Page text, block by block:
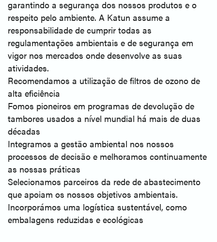
garantindo a segurança dos nossos produtos e o
respeito pelo ambiente. A Katun assume a
responsabilidade de cumprir todas as
regulamentações ambientais e de segurança em
vigor nos mercados onde desenvolve as suas
atividades.
Recomendamos a utilização de filtros de ozono de
alta eficiência
Fomos pioneiros em programas de devolução de
tambores usados a nível mundial há mais de duas
décadas
Integramos a gestão ambiental nos nossos
processos de decisão e melhoramos continuamente
as nossas práticas
Selecionamos parceiros da rede de abastecimento
que apoiam os nossos objetivos ambientais.
Incorporámos uma logística sustentável, como
embalagens reduzidas e ecológicas